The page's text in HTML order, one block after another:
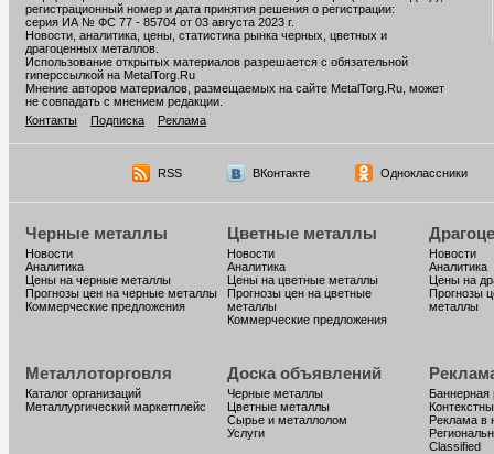
регистрационный номер и дата принятия решения о регистрации:
серия ИА № ФС 77 - 85704 от 03 августа 2023 г.
Новости, аналитика, цены, статистика рынка черных, цветных и
драгоценных металлов.
Использование открытых материалов разрешается с обязательной
гиперссылкой на MetalTorg.Ru
Мнение авторов материалов, размещаемых на сайте MetalTorg.Ru, может
не совпадать с мнением редакции.
Контакты
Подписка Реклама
RSS ВКонтакте Одноклассники
Черные металлы
Новости
Аналитика
Цены на черные металлы
Прогнозы цен на черные металлы
Коммерческие предложения
Цветные металлы
Новости
Аналитика
Цены на цветные металлы
Прогнозы цен на цветные
металлы
Коммерческие предложения
Новости
Аналитика
Цены на
Прогнозы
металлы
Металлоторговля
Каталог организаций
Металлургический маркетплейс
Доска объявлений
Черные металлы
Цветные металлы
Сырье и металлолом
Услуги
Баннерная
Реклама в
Classified